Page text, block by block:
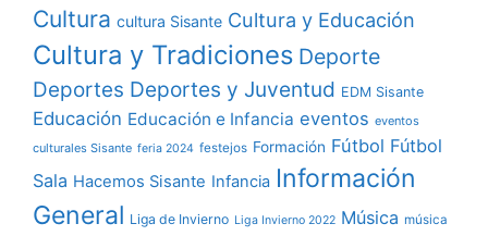
Cultura cultura Sisante Cultura y Educación
Cultura y Tradiciones Deporte
Deportes Deportes y Juventud EDM Sisante
Educación Educación e Infancia eventos eventos
culturales Sisante feria 2024 festejos Formación Fútbol Fútbol
Sala Hacemos Sisante Infancia Información
General Liga de Invierno Liga Invierno 2022 Música música